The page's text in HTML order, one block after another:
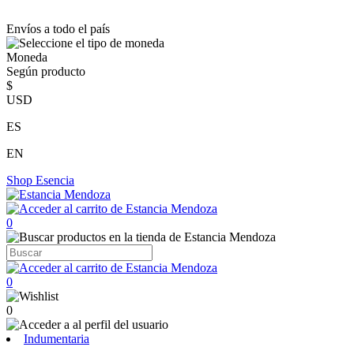
Envíos a todo el país
Moneda
Según producto
$
USD
ES
EN
Shop Esencia
0
0
0
Indumentaria